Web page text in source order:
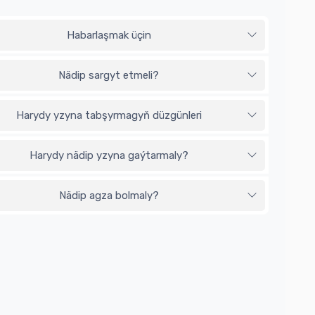
Habarlaşmak üçin
Nädip sargyt etmeli?
Harydy yzyna tabşyrmagyň düzgünleri
Harydy nädip yzyna gaýtarmaly?
Nädip agza bolmaly?